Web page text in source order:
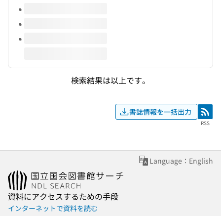
検索結果は以上です。
書誌情報を一括出力 RSS
RSS
Language：English
資料にアクセスするための手段
インターネットで資料を読む